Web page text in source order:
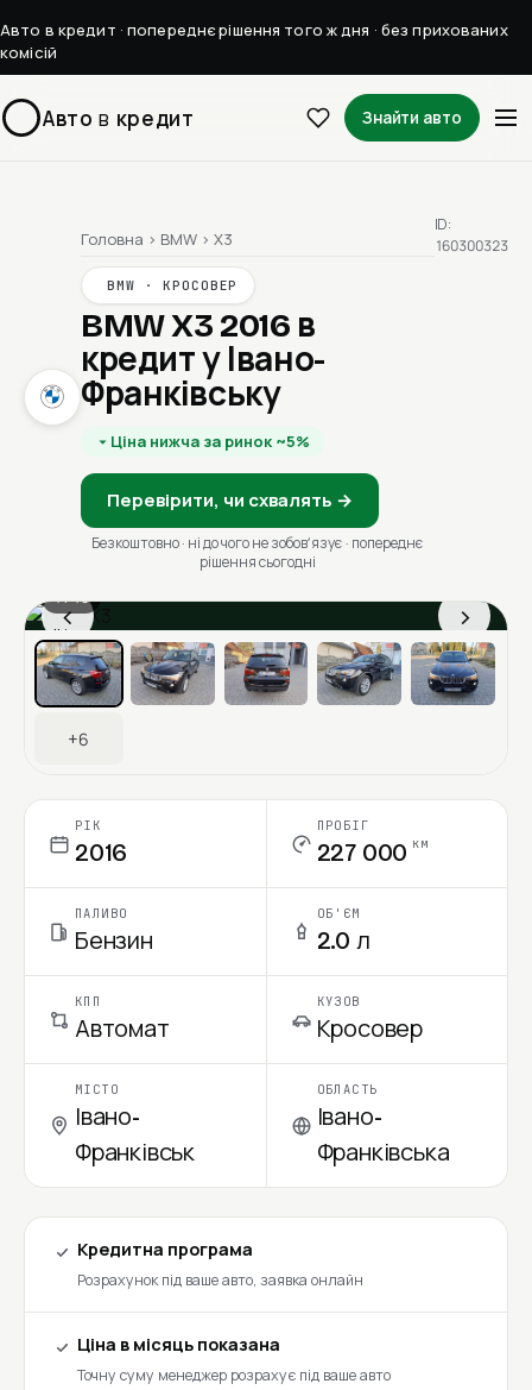
Авто в кредит · попереднє рішення того ж дня · без прихованих
комісій
Авто в кредит Знайти авто
Головна › BMW › X3
BMW · КРОСОВЕР
BMW X3 2016 в
кредит у Івано-
Франківську
Ціна нижча за ринок ~5%
Перевірити, чи схвалять →
Безкоштовно · ні до чого не зобовʼязує · попереднє
рішення сьогодні
ID:
160300323
‹ ›
1 / 13
Ціна в місяць
+6
РІК
2016
ПРОБІГ
227 000 км
ПАЛИВО
Бензин
ОБ'ЄМ
2.0 л
КПП
Автомат
КУЗОВ
Кросовер
МІСТО
Івано-
Франківськ
ОБЛАСТЬ
Івано-
Франківська
Кредитна програма
Розрахунок під ваше авто, заявка онлайн
Ціна в місяць показана
Точну суму менеджер розрахує під ваше авто